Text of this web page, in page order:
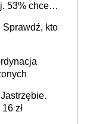
53% chce
Sprawdź, kto
zł